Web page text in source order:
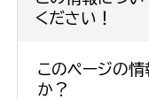
ください！
このページの
か？